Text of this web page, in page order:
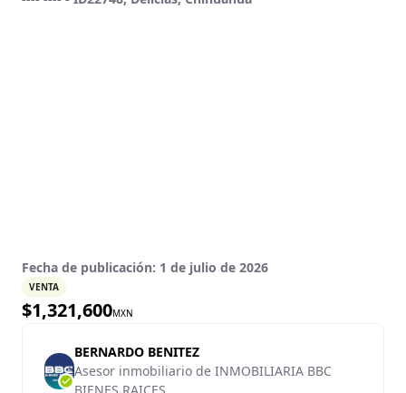
Fecha de publicación: 1 de julio de 2026
VENTA
$1,321,600MXN
BERNARDO BENITEZ
Asesor inmobiliario de INMOBILIARIA BBC